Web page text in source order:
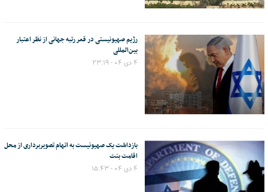
رژیم صهیونیستی در قعر رتبه جهانی از نظر اعتبار
بین‌المللی
۴ دی ۰۴ - ۲۳:۱۹
بازداشت یک صهیونیست به اتهام تصویربرداری از محل
اقامت بنت
۴ دی ۰۴ - ۱۵:۴۳